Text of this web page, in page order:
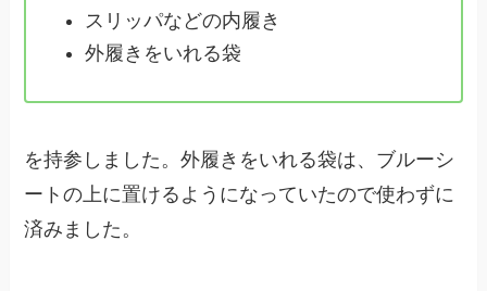
スリッパなどの内履き
外履きをいれる袋
を持参しました。外履きをいれる袋は、ブルーシ
ートの上に置けるようになっていたので使わずに
済みました。